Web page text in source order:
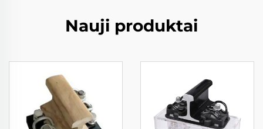
Nauji produktai